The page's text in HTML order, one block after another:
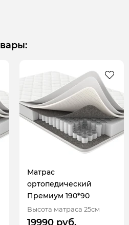
Матрас
ортопедический
Премиум 190*90
Высота матраса 25см
19990 руб.